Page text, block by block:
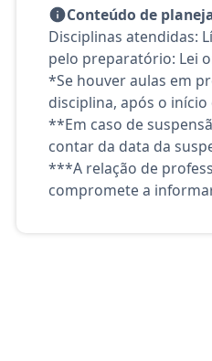
Conteúdo de
Disciplinas atendidas:
pelo preparatório: Lei
*Se houver aulas em
disciplina, após o
**Em caso de
contar da data da
***A relação de
compromete a